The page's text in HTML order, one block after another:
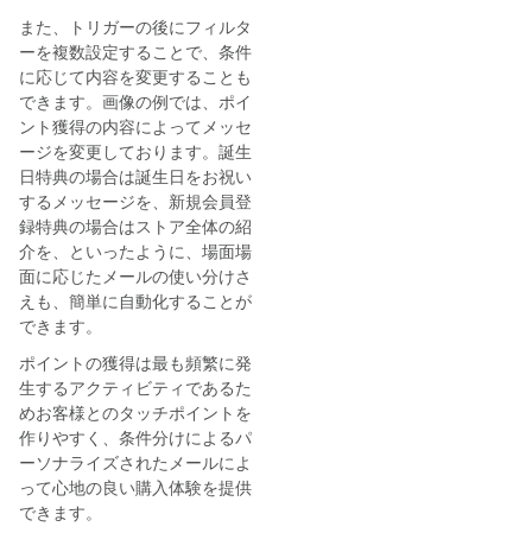
また、トリガーの後にフィルタ
ーを複数設定することで、条件
に応じて内容を変更することも
できます。画像の例では、ポイ
ント獲得の内容によってメッセ
ージを変更しております。誕生
日特典の場合は誕生日をお祝い
するメッセージを、新規会員登
録特典の場合はストア全体の紹
介を、といったように、場面場
面に応じたメールの使い分けさ
えも、簡単に自動化することが
できます。
ポイントの獲得は最も頻繁に発
生するアクティビティであるた
めお客様とのタッチポイントを
作りやすく、条件分けによるパ
ーソナライズされたメールによ
って心地の良い購入体験を提供
できます。